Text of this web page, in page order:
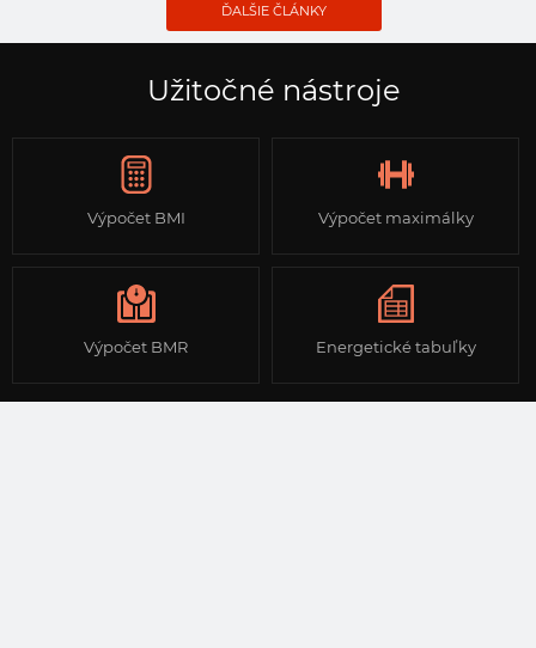
ĎALŠIE ČLÁNKY
Užitočné nástroje
Výpočet BMI Výpočet maximálky
Výpočet BMR Energetické tabuľky